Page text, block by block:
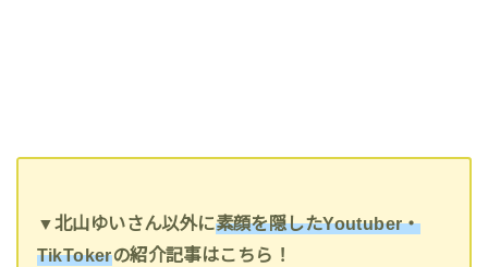
▼北山ゆいさん以外に素顔を隠したYoutuber・
TikTokerの紹介記事はこちら！